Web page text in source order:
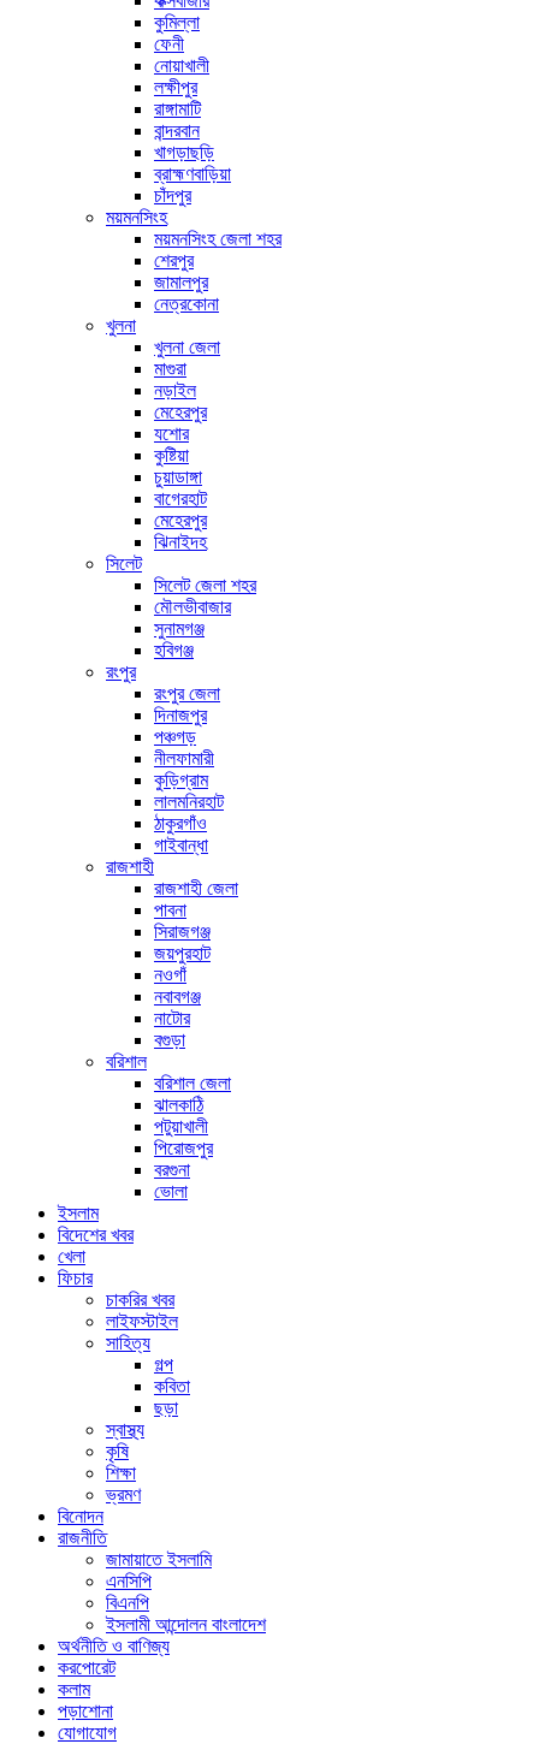
কুমিল্লা
ফেনী
নোয়াখালী
লক্ষীপুর
রাঙ্গামাটি
বান্দরবান
খাগড়াছড়ি
ব্রাহ্মণবাড়িয়া
চাঁদপুর
ময়মনসিংহ
ময়মনসিংহ জেলা শহর
শেরপুর
জামালপুর
নেত্রকোনা
খুলনা
খুলনা জেলা
মাগুরা
নড়াইল
মেহেরপুর
যশোর
কুষ্টিয়া
চুয়াডাঙ্গা
বাগেরহাট
মেহেরপুর
ঝিনাইদহ
সিলেট
সিলেট জেলা শহর
মৌলভীবাজার
সুনামগঞ্জ
হবিগঞ্জ
রংপুর
রংপুর জেলা
দিনাজপুর
পঞ্চগড়
নীলফামারী
কুড়িগ্রাম
লালমনিরহাট
ঠাকুরগাঁও
গাইবান্ধা
রাজশাহী
রাজশাহী জেলা
পাবনা
সিরাজগঞ্জ
জয়পুরহাট
নওগাঁ
নবাবগঞ্জ
নাটোর
বগুড়া
বরিশাল
বরিশাল জেলা
ঝালকাঠি
পটুয়াখালী
পিরোজপুর
বরগুনা
ভোলা
ইসলাম
বিদেশের খবর
খেলা
ফিচার
চাকরির খবর
লাইফস্টাইল
সাহিত্য
গল্প
কবিতা
ছড়া
স্বাস্থ্য
কৃষি
শিক্ষা
ভ্রমণ
বিনোদন
রাজনীতি
জামায়াতে ইসলামি
এনসিপি
বিএনপি
ইসলামী আন্দোলন বাংলাদেশ
অর্থনীতি ও বাণিজ্য
করপোরেট
কলাম
পড়াশোনা
যোগাযোগ